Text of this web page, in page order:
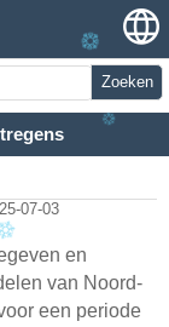
Zoeken
07-03
en
van Noord-
een periode